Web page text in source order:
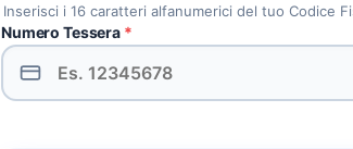
Inserisci i 16 caratteri alfanumerici del tuo Codice
Numero Tessera *